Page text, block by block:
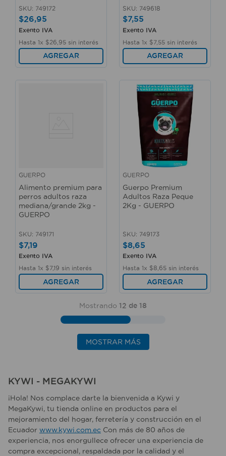
SKU: 749172
$26,95
Exento IVA
Hasta 1x $26 95 sin interés
AGREGAR
SKU: 749618
$7,55
Exento IVA
Hasta 1x $7, 55 sin interés
AGREGAR
GUERPO
Alimento premium para
perros adultos raza
mediana/grande 2kg -
GUERPO
SKU: 749171
$7,19
Exento IVA
Hasta 1x $7,19 sin interés
AGREGAR
GUERPO
Guerpo Premium
Adultos Raza Peque
2Kg - GUERPO
SKU: 749173
$8,65
Exento IVA
Hasta 1x $8 65 sin interés
AGREGAR
Mostrando 12 de 18
MOSTRAR MÁS
KYWI - MEGAKYWI
¡Hola! Nos complace darte la bienvenida a Kywi y
MegaKywi, tu tienda online en productos para el
mejoramiento del hogar, ferretería y construcción en el
Ecuador www.kywi.com.ec Con más de 80 años de
experiencia, nos enorgullece ofrecer una experiencia de
compra excepcional, respaldada por la calidad y el